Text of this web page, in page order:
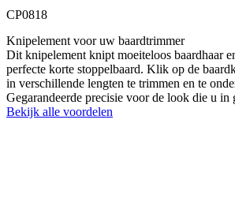
CP0818
Knipelement voor uw baardtrimmer
Dit knipelement knipt moeiteloos baardhaar
perfecte korte stoppelbaard. Klik op de
in verschillende lengten te trimmen en te
Gegarandeerde precisie voor de look die u in
Bekijk alle voordelen